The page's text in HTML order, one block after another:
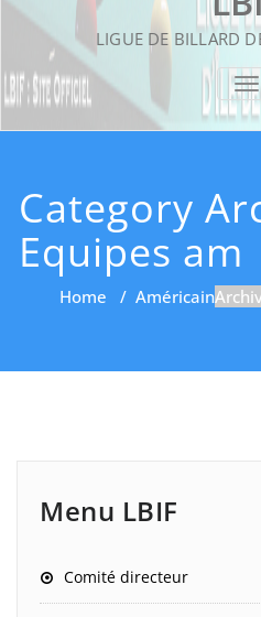
LIGUE DE BILLARD
Category
Equipes am
Home / Américain
Menu LBIF
Comité directeur